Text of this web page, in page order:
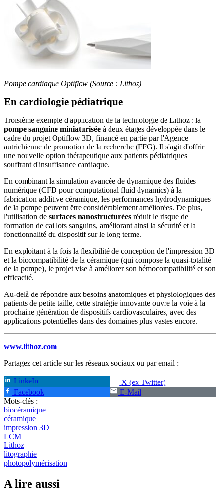
Pompe cardiaque Optiflow (Source : Lithoz)
En cardiologie pédiatrique
Troisième exemple d'application de la technologie de Lithoz : la
pompe sanguine miniaturisée à deux étages développée dans le
cadre du projet Optiflow 3D, financé en partie par l'Agence
autrichienne de promotion de la recherche (FFG). Il s'agit d'offrir
une nouvelle option thérapeutique aux patients pédiatriques
souffrant d'insuffisance cardiaque.
En combinant la simulation avancée de dynamique des fluides
numérique (CFD pour computational fluid dynamics) à la
fabrication additive céramique, les performances hydrodynamiques
de la pompe peuvent être considérablement améliorées. De plus,
l'utilisation de surfaces nanostructurées réduit le risque de
formation de caillots sanguins, améliorant ainsi la sécurité et la
fonctionnalité du dispositif sur le long terme.
En exploitant à la fois la flexibilité de conception de l'impression 3D
et la biocompatibilité de la céramique (qui compose la quasi-totalité
de la pompe), le projet vise à améliorer son hémocompatibilité et son
efficacité.
Au-delà de répondre aux besoins anatomiques et physiologiques des
patients de petite taille, cette stratégie innovante ouvre la voie à la
prochaine génération de dispositifs cardiovasculaires, avec des
applications potentielles dans des domaines plus vastes encore.
www.lithoz.com
Partagez cet article sur les réseaux sociaux ou par email :
LinkeIn
X (ex Twitter)
Facebook
E-Mail
Mots-clés :
biocéramique
céramique
impression 3D
LCM
Lithoz
litographie
photopolymérisation
A lire aussi